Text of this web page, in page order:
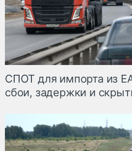
СПОТ для импорта из
сбои, задержки и